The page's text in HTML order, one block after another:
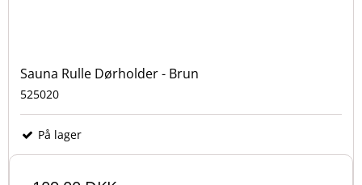
Sauna Rulle Dørholder - Brun
525020
På lager